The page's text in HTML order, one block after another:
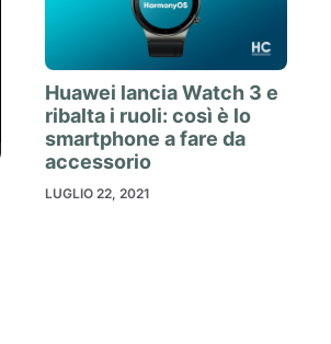
Huawei lancia Watch 3 e
ribalta i ruoli: così è lo
smartphone a fare da
accessorio
LUGLIO 22, 2021